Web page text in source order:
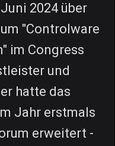
2024 über
"Controlware
im Congress
und
hatte das
Jahr erstmals
erweitert -